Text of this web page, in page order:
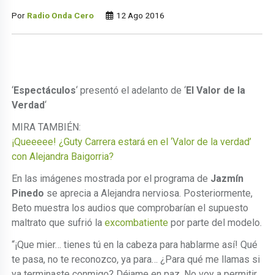
Por Radio Onda Cero 12 Ago 2016
‘Espectáculos‘ presentó el adelanto de ‘El Valor de la
Verdad‘
MIRA TAMBIÉN:
¡Queeeee! ¿Guty Carrera estará en el ‘Valor de la verdad’
con Alejandra Baigorria?
En las imágenes mostrada por el programa de Jazmín
Pinedo se aprecia a Alejandra nerviosa. Posteriormente,
Beto muestra los audios que comprobarían el supuesto
maltrato que sufrió laexcombatiente por parte del modelo.
“¡Que mier… tienes tú en la cabeza para hablarme así! Qué
te pasa, no te reconozco, ya para… ¿Para qué me llamas si